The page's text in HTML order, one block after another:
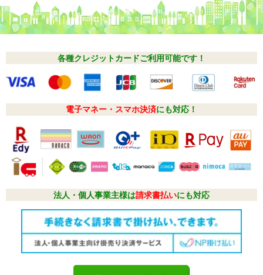
各種クレジットカードご利用可能です！
電子マネー・スマホ決済にも対応！
法人・個人事業主様は請求書払いにも対応